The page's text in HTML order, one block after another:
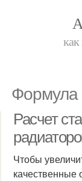
Формула
Расчет
Чтобы
качественные